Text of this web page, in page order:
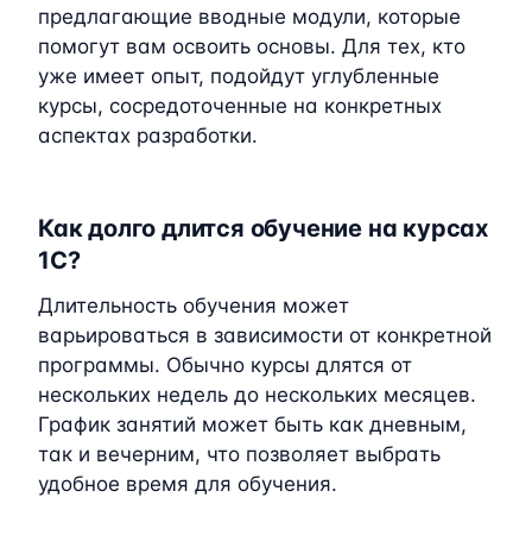
предлагающие вводные модули, которые
помогут вам освоить основы. Для тех, кто
уже имеет опыт, подойдут углубленные
курсы, сосредоточенные на конкретных
аспектах разработки.
Как долго длится обучение на курсах
1C?
Длительность обучения может
варьироваться в зависимости от конкретной
программы. Обычно курсы длятся от
нескольких недель до нескольких месяцев.
График занятий может быть как дневным,
так и вечерним, что позволяет выбрать
удобное время для обучения.